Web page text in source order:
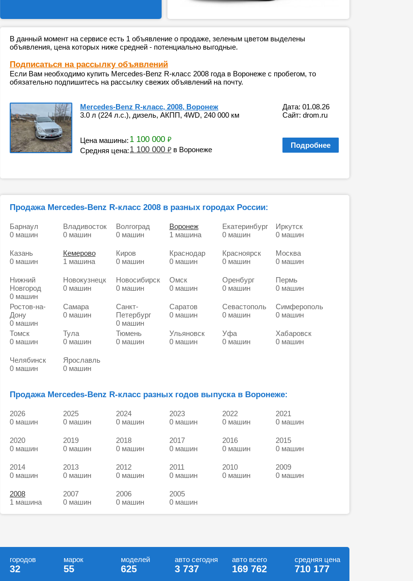
В данный момент на сервисе есть 1 объявление о продаже, зеленым цветом выделены
объявления, цена которых ниже средней - потенциально выгодные.
Подписаться на рассылку объявлений
Если Вам необходимо купить Mercedes-Benz R-класс 2008 года в Воронеже с пробегом, то
обязательно подпишитесь на рассылку свежих объявлений на почту.
Mercedes-Benz R-класс, 2008, Воронеж
3.0 л (224 л.с.), дизель, АКПП, 4WD, 240 000 км
Дата: 01.08.26
Сайт: drom.ru
Цена машины: 1 100 000 ₽
Средняя цена:1 100 000 ₽ в Воронеже
Подробнее
Продажа Mercedes-Benz R-класс 2008 в разных городах России:
Барнаул
0 машин
Владивосток
0 машин
Волгоград
0 машин
Воронеж
1 машина
Екатеринбург
0 машин
Иркутск
0 машин
Казань
0 машин
Кемерово
1 машина
Киров
0 машин
Краснодар
0 машин
Красноярск
0 машин
Москва
0 машин
Нижний
Новгород
0 машин
Новокузнецк
0 машин
Новосибирск
0 машин
Омск
0 машин
Оренбург
0 машин
Пермь
0 машин
Ростов-на-
Дону
0 машин
Самара
0 машин
Санкт-
Петербург
0 машин
Саратов
0 машин
Севастополь
0 машин
Симферополь
0 машин
Томск
0 машин
Тула
0 машин
Тюмень
0 машин
Ульяновск
0 машин
Уфа
0 машин
Хабаровск
0 машин
Челябинск
0 машин
Ярославль
0 машин
Продажа Mercedes-Benz R-класс разных годов выпуска в Воронеже:
2026
0 машин
2025
0 машин
2024
0 машин
2023
0 машин
2022
0 машин
2021
0 машин
2020
0 машин
2019
0 машин
2018
0 машин
2017
0 машин
2016
0 машин
2015
0 машин
2014
0 машин
2013
0 машин
2012
0 машин
2011
0 машин
2010
0 машин
2009
0 машин
2008
1 машина
2007
0 машин
2006
0 машин
2005
0 машин
городов марок моделей авто сегодня авто всего
32 55 625 3 737 169 762
средняя цена
710 177